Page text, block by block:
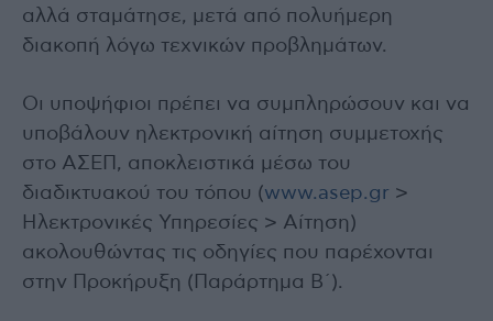
αλλά σταμάτησε, μετά από πολυήμερη
διακοπή λόγω τεχνικών προβλημάτων.
Οι υποψήφιοι πρέπει να συμπληρώσουν και να
υποβάλουν ηλεκτρονική αίτηση συμμετοχής
στο ΑΣΕΠ, αποκλειστικά μέσω του
διαδικτυακού του τόπου (www.asep.gr >
Ηλεκτρονικές Υπηρεσίες > Αίτηση)
ακολουθώντας τις οδηγίες που παρέχονται
στην Προκήρυξη (Παράρτημα Β΄).